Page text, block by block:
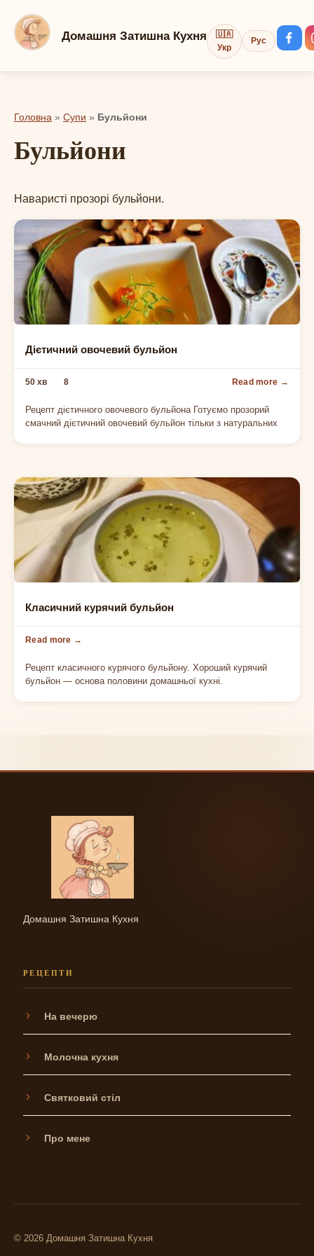
вмісту
Домашня Затишна Кухня
🇺🇦
Укр
Рус
Головна » Супи » Бульйони
Бульйони
Наваристі прозорі бульйони.
БУЛЬЙОНИ
Дієтичний овочевий бульйон
50 хв 8
Рецепт дієтичного овочевого бульйона Готуємо прозорий
смачний дієтичний овочевий бульйон тільки з натуральних
СУПИ З КУРКОЮ
Класичний курячий бульйон
Рецепт класичного курячого бульйону. Хороший курячий
бульйон — основа половини домашньої кухні.
Домашня Затишна Кухня
РЕЦЕПТИ
На вечерю
Молочна кухня
Святковий стіл
Про мене
© 2026 Домашня Затишна Кухня